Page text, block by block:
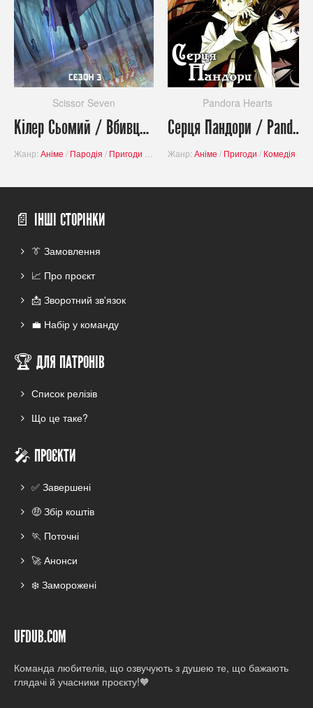
Scissor Seven
Кілер Сьомий / Вбивця з ножицями / Scissor Seven ( Сезон 3 )
Жанр: Аніме / Пародія / Пригоди Завершені проєкти
Pandora Hearts
Серця Пандори / Pandora Hearts
Жанр: Аніме / Пригоди / Комедія
📄 ІНШІ СТОРІНКИ
👔 Замовлення
📈 Про проєкт
📩 Зворотний зв'язок
💼 Набір у команду
🏆 ДЛЯ ПАТРОНІВ
Список релізів
Що це таке?
🎤 ПРОЄКТИ
✅ Завершені
🤑 Збір коштів
🏃 Поточні
🚀 Анонси
❄️ Заморожені
UFDUB.COM
Команда любителів, що озвучують з душею те, що бажають
глядачі й учасники проєкту!🧡